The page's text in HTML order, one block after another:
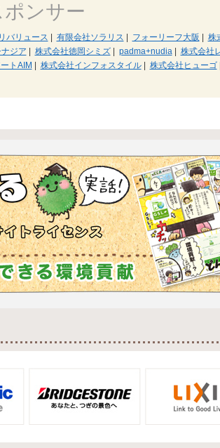
ンサー
バリュース 有限会社ソラリス フォーリーフ大阪 株
ジア 株式会社徳岡シミズ| padma+nudia| 株式会社
トAIM 株式会社インフォスタイル| 株式会社ヒューゴ|